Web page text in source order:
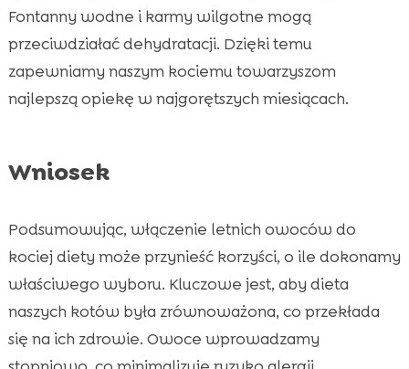
Fontanny wodne i karmy wilgotne mogą
przeciwdziałać dehydratacji. Dzięki temu
zapewniamy naszym kociemu towarzyszom
najlepszą opiekę w najgorętszych miesiącach.
Wniosek
Podsumowując, włączenie letnich owoców do
kociej diety może przynieść korzyści, o ile dokonamy
właściwego wyboru. Kluczowe jest, aby dieta
naszych kotów była zrównoważona, co przekłada
się na ich zdrowie. Owoce wprowadzamy